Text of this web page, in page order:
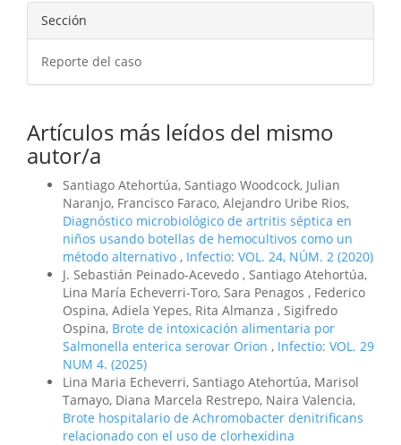
Sección
Reporte del caso
Artículos más leídos del mismo
autor/a
Santiago Atehortúa, Santiago Woodcock, Julian
Naranjo, Francisco Faraco, Alejandro Uribe Rios,
Diagnóstico microbiológico de artritis séptica en
niños usando botellas de hemocultivos como un
método alternativo , Infectio: VOL. 24, NÚM. 2 (2020)
J. Sebastián Peinado-Acevedo , Santiago Atehortúa,
Lina María Echeverri-Toro, Sara Penagos , Federico
Ospina, Adiela Yepes, Rita Almanza , Sigifredo
Ospina, Brote de intoxicación alimentaria por
Salmonella enterica serovar Orion , Infectio: VOL. 29
NUM 4. (2025)
Lina Maria Echeverri, Santiago Atehortúa, Marisol
Tamayo, Diana Marcela Restrepo, Naira Valencia,
Brote hospitalario de Achromobacter denitrificans
relacionado con el uso de clorhexidina